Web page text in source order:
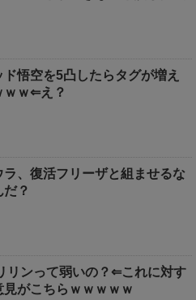
ド悟空を5凸したらタグが増え
ｗｗ⇐え？
ラ、復活フリーザと組ませるな
だ？
リンって弱いの？⇐これに対す
見がこちらｗｗｗｗｗ